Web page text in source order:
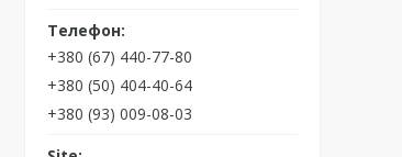
+380 (67) 440-77-80
+380 (50) 404-40-64
+380 (93) 009-08-03